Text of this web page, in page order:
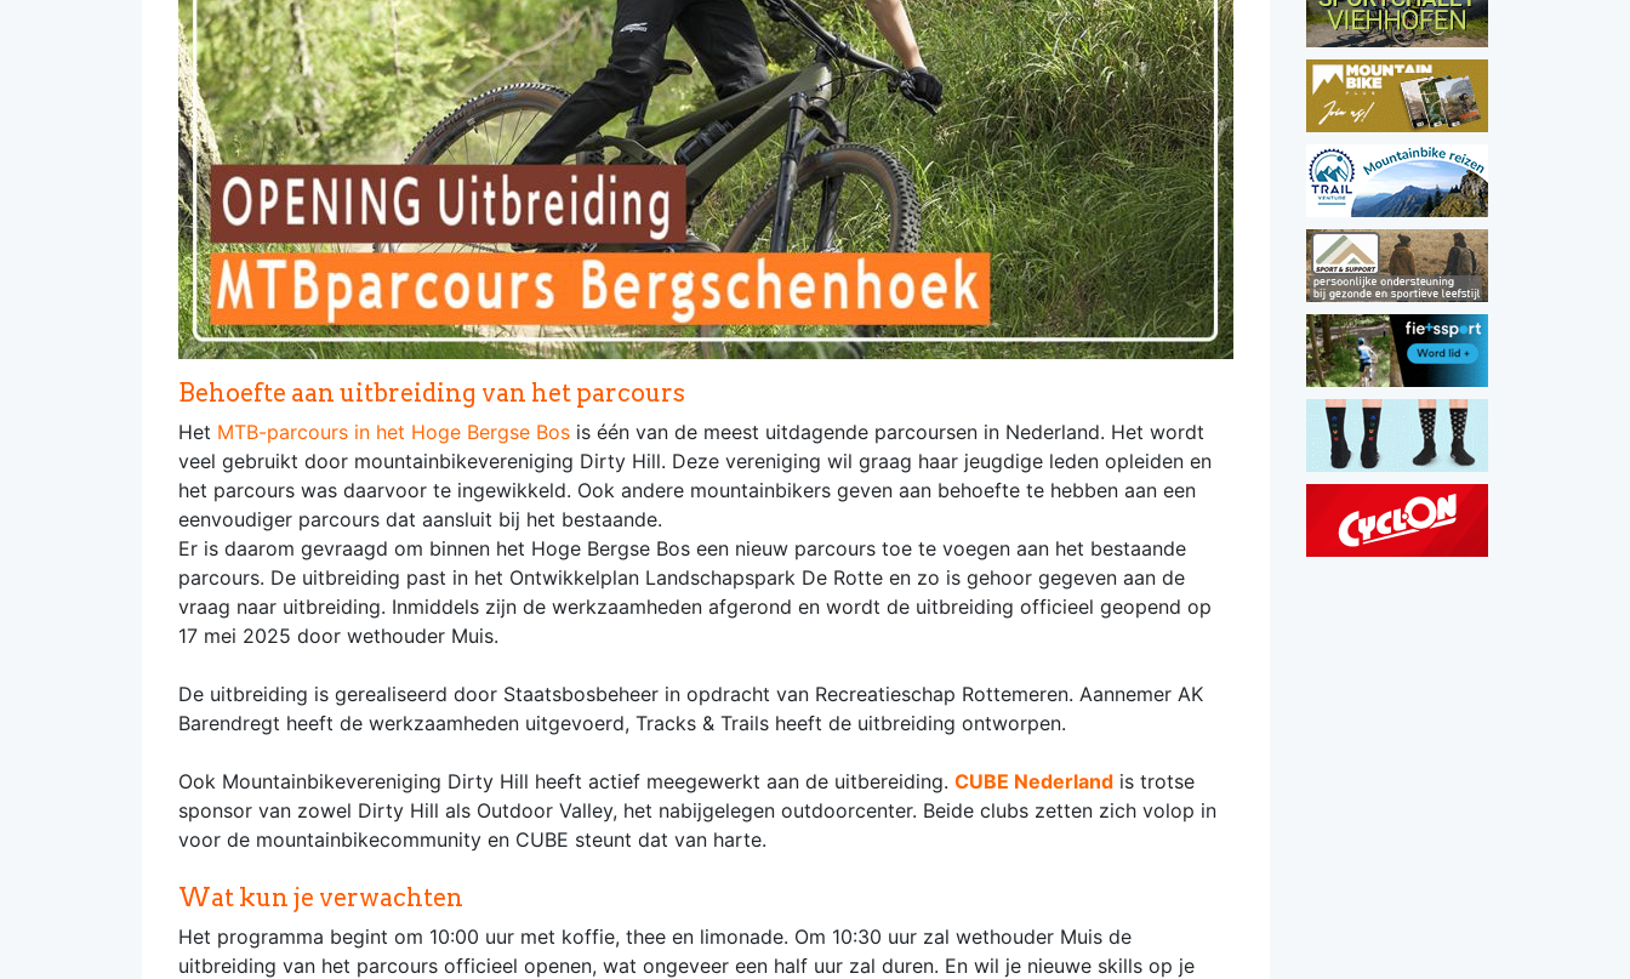
Behoefte aan uitbreiding van het parcours
Het MTB-parcours in het Hoge Bergse Bos is één van de meest uitdagende parcoursen in Nederland. Het wordt
veel gebruikt door mountainbikevereniging Dirty Hill. Deze vereniging wil graag haar jeugdige leden opleiden en
het parcours was daarvoor te ingewikkeld. Ook andere mountainbikers geven aan behoefte te hebben aan een
eenvoudiger parcours dat aansluit bij het bestaande.
Er is daarom gevraagd om binnen het Hoge Bergse Bos een nieuw parcours toe te voegen aan het bestaande
parcours. De uitbreiding past in het Ontwikkelplan Landschapspark De Rotte en zo is gehoor gegeven aan de
vraag naar uitbreiding. Inmiddels zijn de werkzaamheden afgerond en wordt de uitbreiding officieel geopend op
17 mei 2025 door wethouder Muis.
De uitbreiding is gerealiseerd door Staatsbosbeheer in opdracht van Recreatieschap Rottemeren. Aannemer AK
Barendregt heeft de werkzaamheden uitgevoerd, Tracks & Trails heeft de uitbreiding ontworpen.
Ook Mountainbikevereniging Dirty Hill heeft actief meegewerkt aan de uitbereiding. CUBE Nederland is trotse
sponsor van zowel Dirty Hill als Outdoor Valley, het nabijgelegen outdoorcenter. Beide clubs zetten zich volop in
voor de mountainbikecommunity en CUBE steunt dat van harte.
Wat kun je verwachten
Het programma begint om 10:00 uur met koffie, thee en limonade. Om 10:30 uur zal wethouder Muis de
uitbreiding van het parcours officieel openen, wat ongeveer een half uur zal duren. En wil je nieuwe skills op je